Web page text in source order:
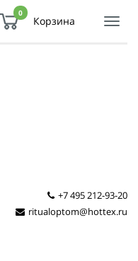
0
Корзина
+7 495 212-93-20
ritualoptom@hottex.ru